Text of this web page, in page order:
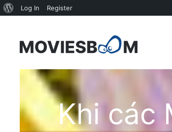
content
Khi các
About
Log In Register